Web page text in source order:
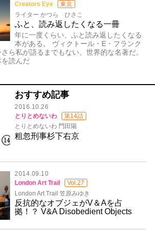
Creators Eye
東京
ライター かつら ひさこ
ふと、読み返したくなる一冊
年に一度くらい、ふと読み返したくなる
本がある。 ヴィクトール・E・フランク
ら私が語るまでもない、世界的な名著だ。
読んだ
おすすめ記事
2016.10.26
とりとめないわ
第14話
とりとめないわ 門田陽
粗忽刑事杉下右京
2014.09.10
London Art Trail
Vol.27
London Art Trail 笠原みゆき
反抗的なオブジェがV＆Aを占
拠！？ V&A Disobedient Objects